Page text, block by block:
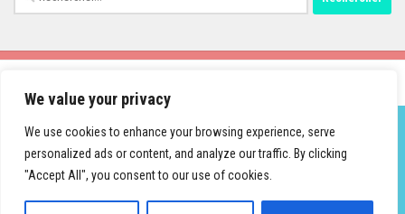
We value your privacy
We use cookies to enhance your browsing experience, serve
personalized ads or content, and analyze our traffic. By clicking
"Accept All", you consent to our use of cookies.